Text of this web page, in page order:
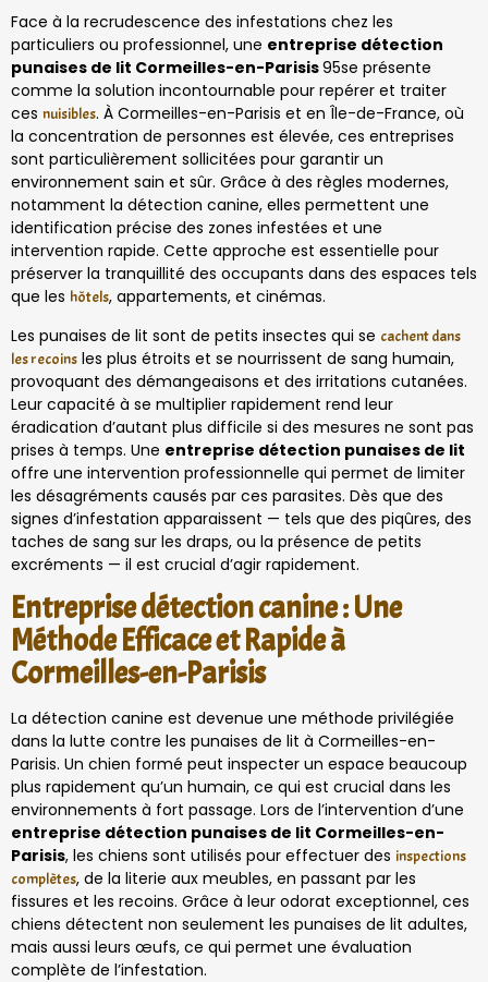
Face à la recrudescence des infestations chez les
particuliers ou professionnel, une entreprise détection
punaises de lit Cormeilles-en-Parisis95se présente
comme la solution incontournable pour repérer et traiter
ces nuisibles. À Cormeilles-en-Parisis et en Île-de-France, où
la concentration de personnes est élevée, ces entreprises
sont particulièrement sollicitées pour garantir un
environnement sain et sûr. Grâce à des règles modernes,
notamment la détection canine, elles permettent une
identification précise des zones infestées et une
intervention rapide. Cette approche est essentielle pour
préserver la tranquillité des occupants dans des espaces tels
que les hôtels, appartements, et cinémas.
Les punaises de lit sont de petits insectes qui se cachent dans
les recoins les plus étroits et se nourrissent de sang humain,
provoquant des démangeaisons et des irritations cutanées.
Leur capacité à se multiplier rapidement rend leur
éradication d’autant plus difficile si des mesures ne sont pas
prises à temps. Une entreprise détection punaises de lit
offre une intervention professionnelle qui permet de limiter
les désagréments causés par ces parasites. Dès que des
signes d’infestation apparaissent — tels que des piqûres, des
taches de sang sur les draps, ou la présence de petits
excréments — il est crucial d’agir rapidement.
Entreprise détection canine : Une
Méthode Efficace et Rapide à
Cormeilles-en-Parisis
La détection canine est devenue une méthode privilégiée
dans la lutte contre les punaises de lit à Cormeilles-en-
Parisis. Un chien formé peut inspecter un espace beaucoup
plus rapidement qu’un humain, ce qui est crucial dans les
environnements à fort passage. Lors de l’intervention d’une
entreprise détection punaises de lit Cormeilles-en-
Parisis, les chiens sont utilisés pour effectuer des inspections
complètes, de la literie aux meubles, en passant par les
fissures et les recoins. Grâce à leur odorat exceptionnel, ces
chiens détectent non seulement les punaises de lit adultes,
mais aussi leurs œufs, ce qui permet une évaluation
complète de l’infestation.